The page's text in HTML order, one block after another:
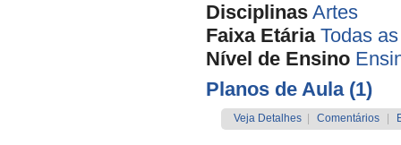
Disciplinas Artes
Faixa Etária Todas
Nível de Ensino
Planos de Aula (1)
Veja Detalhes Comentários